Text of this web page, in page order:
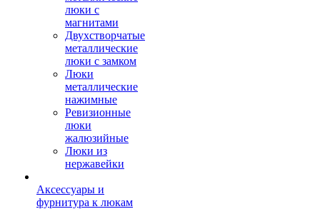
люки с
магнитами
Двухстворчатые
металлические
люки с замком
Люки
металлические
нажимные
Ревизионные
люки
жалюзийные
Люки из
нержавейки
Аксессуары и
фурнитура к люкам